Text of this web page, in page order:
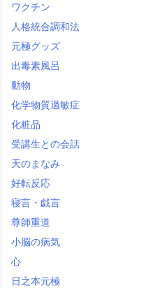
ワクチン
人格統合調和法
元極グッズ
出毒素風呂
動物
化学物質過敏症
化粧品
受講生との会話
天のまなみ
好転反応
寝言・戯言
尊師重道
小脳の病気
心
日之本元極